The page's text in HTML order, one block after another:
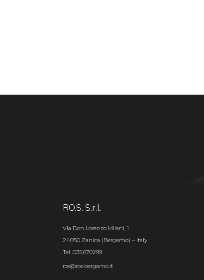
RO.S. S.r.l.
Via Don Lorenzo Milani, 1
24050 Zanica (Bergamo) – Italy
Tel. 035.670299
ros@ros.bergamo.it